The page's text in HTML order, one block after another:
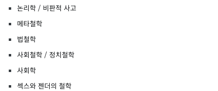
논리학 / 비판적 사고
메타철학
법철학
사회철학 / 정치철학
사회학
섹스와 젠더의 철학